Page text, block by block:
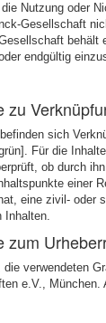
Nutzung oder
Gesellschaft
behält
endgültig
zu
sich
Für die
ob durch
einer
eine zivil- oder
Inhalten.
zum
die verwendeten
e.V., München.